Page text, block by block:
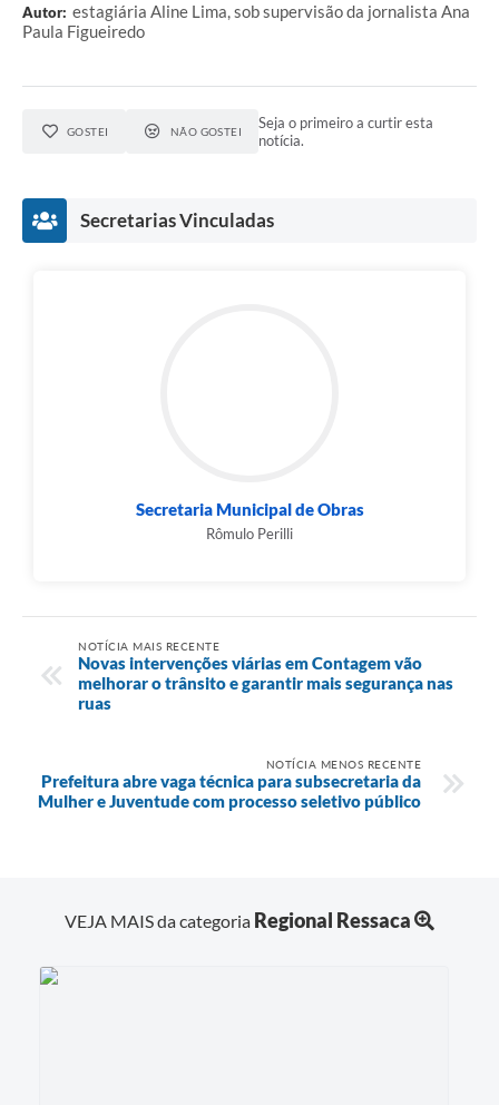
Autor: estagiária Aline Lima, sob supervisão da jornalista Ana
Paula Figueiredo
GOSTEI NÃO GOSTEI
Seja o primeiro a curtir esta
notícia.
Secretarias Vinculadas
Secretaria Municipal de Obras
Rômulo Perilli
NOTÍCIA MAIS RECENTE
Novas intervenções viárias em Contagem vão
melhorar o trânsito e garantir mais segurança nas
ruas
NOTÍCIA MENOS RECENTE
Prefeitura abre vaga técnica para subsecretaria da
Mulher e Juventude com processo seletivo público
VEJA MAIS da categoria Regional Ressaca